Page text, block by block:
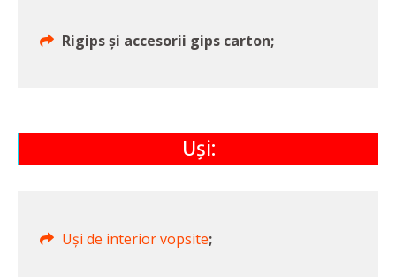
Rigips și accesorii gips carton;
Uși:
Uși de interior vopsite;